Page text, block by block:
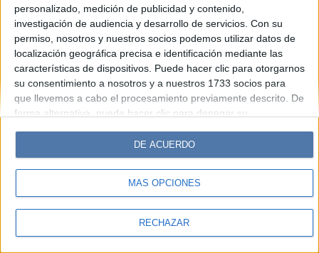
personalizado, medición de publicidad y contenido,
investigación de audiencia y desarrollo de servicios. Con su
permiso, nosotros y nuestros socios podemos utilizar datos de
localización geográfica precisa e identificación mediante las
características de dispositivos. Puede hacer clic para otorgarnos
su consentimiento a nosotros y a nuestros 1733 socios para
que llevemos a cabo el procesamiento previamente descrito. De
forma alternativa, puede hacer clic para denegar su
cambiar sus preferencias antes de otorgar su consentimiento.
Tenga en cuenta que algún procesamiento de sus datos
personales puede no requerir de su consentimiento, pero usted
tiene el derecho de rechazar tal procesamiento. Sus
sus preferencias o retirar su consentimiento en cualquier
MÁS OPCIONES
RECHAZAR
DE ACUERDO